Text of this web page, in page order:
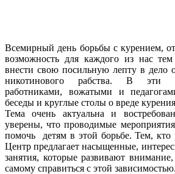
Всемирный день борьбы с курением,
возможность для каждого из нас
внести свою посильную лепту в дело
никотинового рабства. В эти
работниками, вожатыми и
беседы и круглые столы о вреде
Тема очень актуальна и
уверены, что проводимые
помочь детям в этой борьбе. Тем, кто
Центр предлагает насыщенные,
занятия, которые развивают
самому справиться с этой зависимостью.